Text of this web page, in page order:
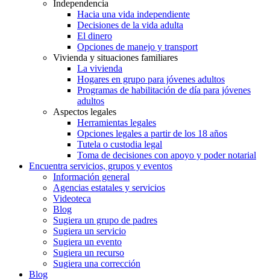
Independencia
Hacia una vida independiente
Decisiones de la vida adulta
El dinero
Opciones de manejo y transport
Vivienda y situaciones familiares
La vivienda
Hogares en grupo para jóvenes adultos
Programas de habilitación de día para jóvenes
adultos
Aspectos legales
Herramientas legales
Opciones legales a partir de los 18 años
Tutela o custodia legal
Toma de decisiones con apoyo y poder notarial
Encuentra servicios, grupos y eventos
Información general
Agencias estatales y servicios
Videoteca
Blog
Sugiera un grupo de padres
Sugiera un servicio
Sugiera un evento
Sugiera un recurso
Sugiera una corrección
Blog